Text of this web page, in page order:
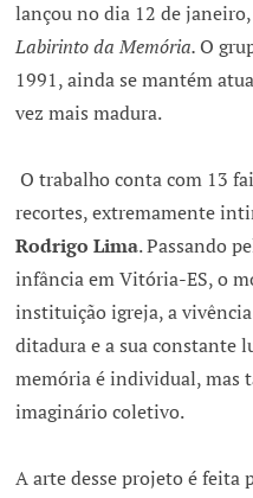
lançou no dia 12 de
Labirinto da Memória.O
1991, ainda se mantém
vez mais madura.
O trabalho conta com 13
recortes, extremamente
Rodrigo Lima. Passando
infância em Vitória-ES, o
instituição igreja, a
ditadura e a sua constante
memória é individual, mas
imaginário coletivo.
A arte desse projeto é